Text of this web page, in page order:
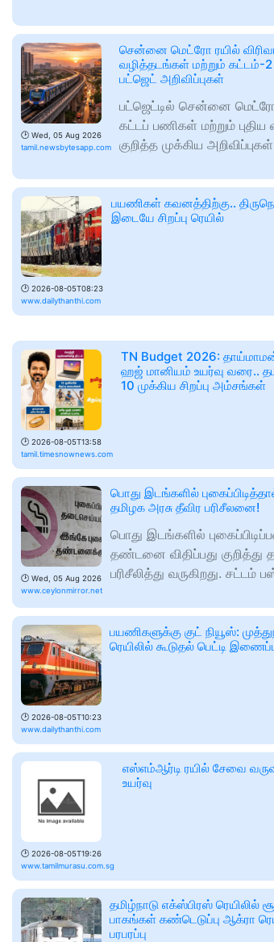
🕑 Wed, 05 Aug 2026
tamil.newsbytesapp.com
சென்னை மெட்ரோ ரயில்
வழித்தடங்கள் மற்றும் கட்டம்-2
பட்ஜெட் அறிவிப்புகள்
பட்ஜெட்டில் சென்னை
கட்டப் பணிகள் மற்றும் புதிய
குறித்த முக்கிய அறிவிப்புகள்
🕑 2026-08-05T08:23
www.dailythanthi.com
பயணிகள் கவனத்திற்கு..
இடையே சிறப்பு ரெயில்
🕑 2026-08-05T13:58
tamil.timesnownews.com
TN Budget 2026:
ஹஜ் மானியம் உயர்வு வரை..
10 முக்கிய சிறப்பு அம்சங்கள்
🕑 Wed, 05 Aug 2026
www.ceylonmirror.net
பொது இடங்களில்
தமிழக அரசு தீவிர பரிசீலனை!
பொது இடங்களில்
தண்டனை விதிப்பது குறித்து
பரிசீலித்து வருகிறது. சட்டம்
🕑 2026-08-05T10:23
www.dailythanthi.com
பயணிகளுக்கு குட் நியூஸ்:
ரெயிலில் கூடுதல் பெட்டி
🕑 2026-08-05T19:26
www.tamilmurasu.com.sg
எஸ்எம்ஆர்டி ரயில் சேவை
உயர்வு
தமிழ்நாடு எக்ஸ்பிரஸ் ரெயிலில்
பாகங்கள் கண்டெடுப்பு ஆக்ரா
பரபரப்பு